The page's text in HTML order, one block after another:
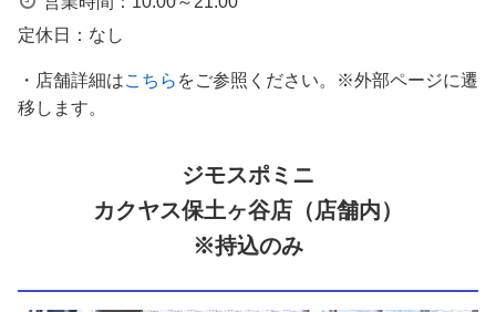
定休日：なし
・店舗詳細はこちら をご参照ください。※外部ページに遷
移します。
ジモスポミニ
カクヤス保土ヶ谷店（店舗内）
※持込のみ